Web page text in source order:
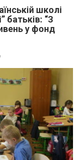
школі
батьків: “З
у фонд